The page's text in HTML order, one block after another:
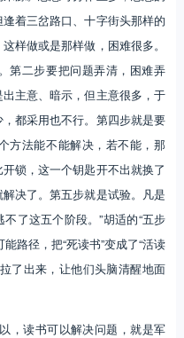
着三岔路口、十字街头那样的
样做或是那样做，困难很多。
第二步要把问题弄清，困难弄
主意、暗示，但主意很多，于
都采用也不行。第四步就是要
方法能不能解决，若不能，那
锁，这一个钥匙开不出就换了
决了。第五步就是试验。凡是
了这五个阶段。”胡适的“五步
路径，把“死读书”变成了“活读
了出来，让他们头脑清醒地面
读书可以解决问题，就是军